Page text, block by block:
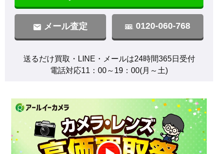
メール査定 0120-060-768
送るだけ買取・LINE・メールは24時間365日受付
電話対応11：00～19：00(月～土)